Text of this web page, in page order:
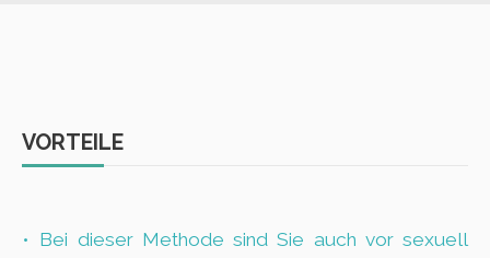
VORTEILE
• Bei dieser Methode sind Sie auch vor sexuell